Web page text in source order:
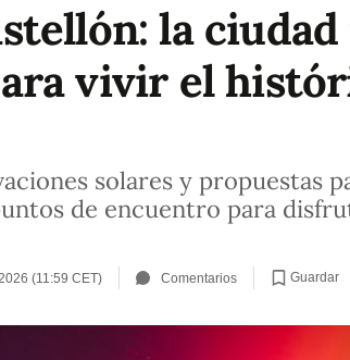
la
vivir el
solares y propuestas
de encuentro para
(11:59 CET) Comentarios Guardar